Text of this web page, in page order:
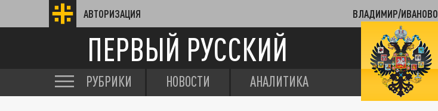
АВТОРИЗАЦИЯ ВЛАДИМИР/ИВАНОВО
ПЕРВЫЙ РУССКИЙ
РУБРИКИ НОВОСТИ АНАЛИТИКА